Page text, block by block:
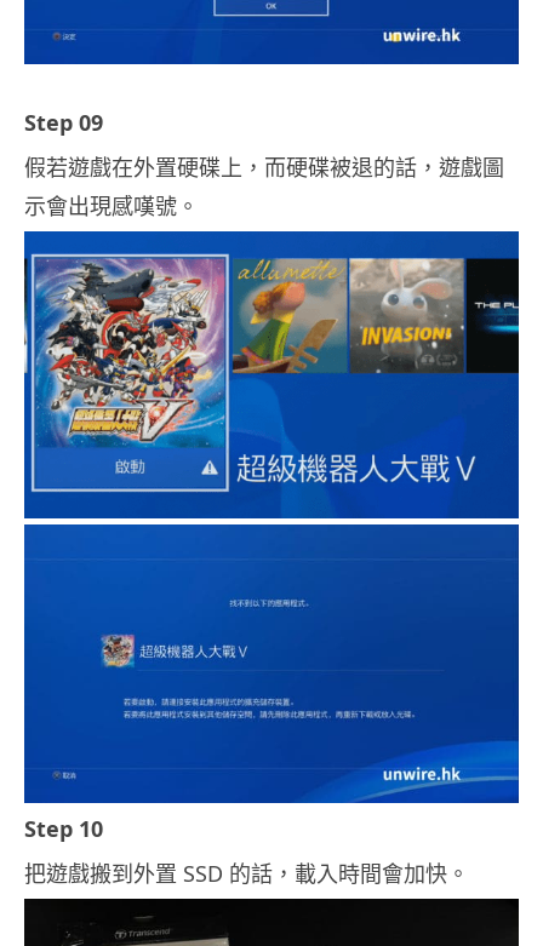
Step 09
假若遊戲在外置硬碟上，而硬碟被退的話，遊戲圖
示會出現感嘆號。
Step 10
把遊戲搬到外置 SSD 的話，載入時間會加快。